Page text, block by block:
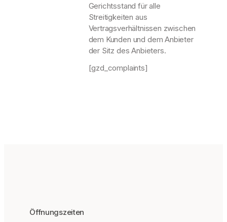
Gerichtsstand für alle
Streitigkeiten aus
Vertragsverhältnissen zwischen
dem Kunden und dem Anbieter
der Sitz des Anbieters.
[gzd_complaints]
Öffnungszeiten